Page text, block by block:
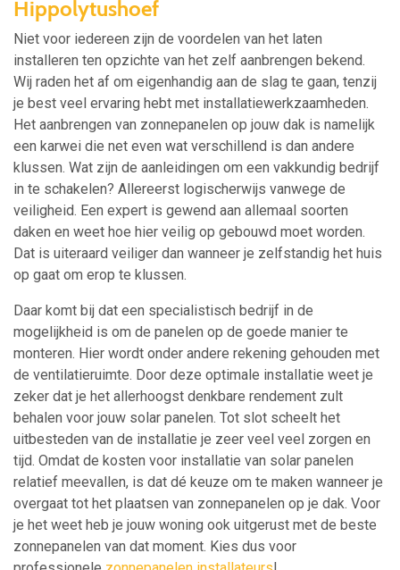
Hippolytushoef
Niet voor iedereen zijn de voordelen van het laten
installeren ten opzichte van het zelf aanbrengen bekend.
Wij raden het af om eigenhandig aan de slag te gaan, tenzij
je best veel ervaring hebt met installatiewerkzaamheden.
Het aanbrengen van zonnepanelen op jouw dak is namelijk
een karwei die net even wat verschillend is dan andere
klussen. Wat zijn de aanleidingen om een vakkundig bedrijf
in te schakelen? Allereerst logischerwijs vanwege de
veiligheid. Een expert is gewend aan allemaal soorten
daken en weet hoe hier veilig op gebouwd moet worden.
Dat is uiteraard veiliger dan wanneer je zelfstandig het huis
op gaat om erop te klussen.
Daar komt bij dat een specialistisch bedrijf in de
mogelijkheid is om de panelen op de goede manier te
monteren. Hier wordt onder andere rekening gehouden met
de ventilatieruimte. Door deze optimale installatie weet je
zeker dat je het allerhoogst denkbare rendement zult
behalen voor jouw solar panelen. Tot slot scheelt het
uitbesteden van de installatie je zeer veel veel zorgen en
tijd. Omdat de kosten voor installatie van solar panelen
relatief meevallen, is dat dé keuze om te maken wanneer je
overgaat tot het plaatsen van zonnepanelen op je dak. Voor
je het weet heb je jouw woning ook uitgerust met de beste
zonnepanelen van dat moment. Kies dus voor